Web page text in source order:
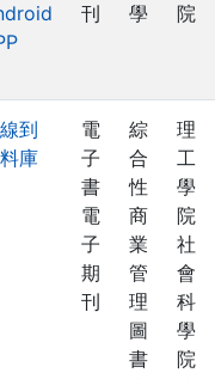
刊
學
院
到
庫
電
子
書
電
子
期
刊
綜
合
性
商
業
管
理
圖
書
理
工
學
院
社
會
科
學
院